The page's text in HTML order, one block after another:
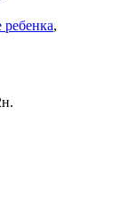
ребенка,